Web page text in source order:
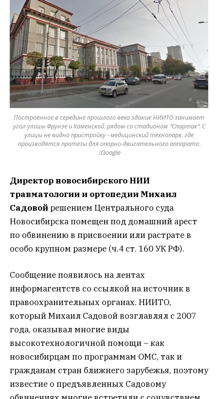
Построенное в середине прошлого века здание НИИТО занимает
угол улицы Фрунзе и Каменской, рядом со стадионом "Спартак". С
улицы не видно пристройку - медицинский технопарк, где
производятся протезы для опорно-двигательного аппарата.
/Google
Директор новосибирского НИИ
травматологии и ортопедии Михаил
Садовой решением Центрального суда
Новосибирска помещен под домашний арест
по обвинению в присвоении или растрате в
особо крупном размере (ч.4 ст. 160 УК РФ).
Сообщение появилось на лентах
информагентств со ссылкой на источник в
правоохранительных органах. НИИТО,
который Михаил Садовой возглавлял с 2007
года, оказывал многие виды
высокотехнологичной помощи – как
новосибирцам по программам ОМС, так и
гражданам стран ближнего зарубежья, поэтому
известие о предъявленных Садовому